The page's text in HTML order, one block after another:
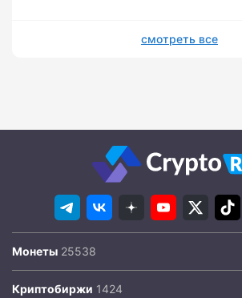
смотреть все
Монеты
Криптобиржи